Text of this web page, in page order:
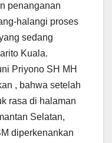
penanganan
halangi proses
sedang
Kuala.
Priyono SH MH
, bahwa setelah
rasa di halaman
Selatan,
diperkenankan